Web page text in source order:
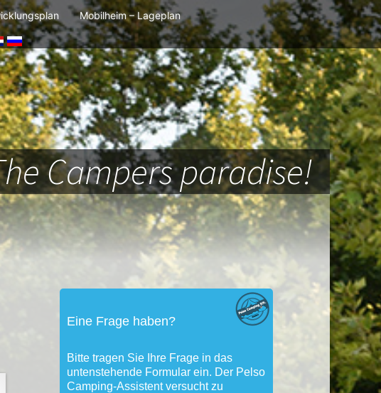
Mobilheim – Lageplan
Campers paradise!
Eine Frage haben?
Bitte tragen Sie Ihre Frage in das
untenstehende Formular ein. Der Pelso
Camping-Assistent versucht zu